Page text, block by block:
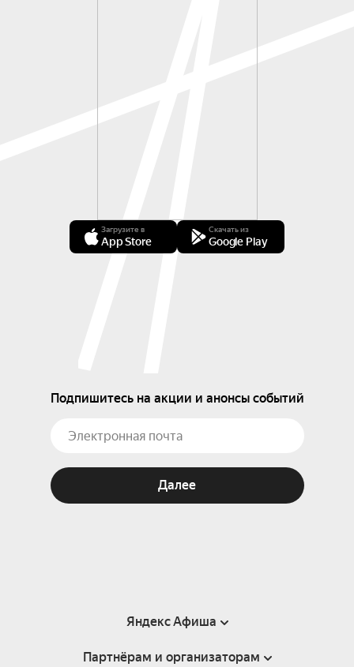
Загрузите в
App Store
Скачать из
Google Play
Подпишитесь на акции и анонсы событий
Далее
Яндекс Афиша
Справка
Партнёрам и организаторам